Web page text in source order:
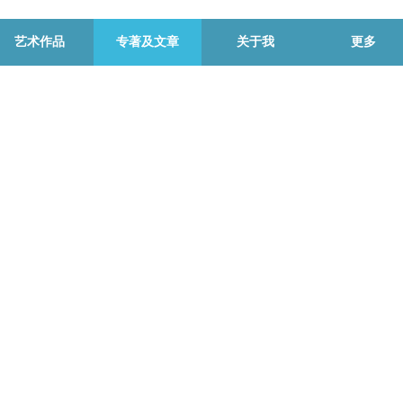
艺术作品 专著及文章 关于我 更多